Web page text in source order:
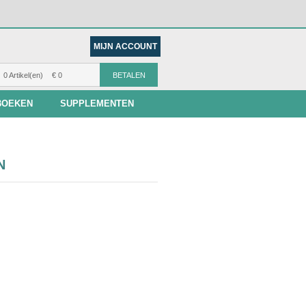
MIJN ACCOUNT
0 Artikel(en) € 0 BETALEN
SUPPLEMENTEN